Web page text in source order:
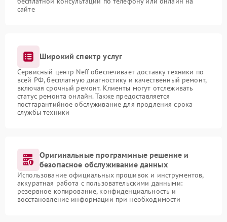
сайте
Широкий спектр услуг
Сервисный центр Neff обеспечивает доставку техники по
всей РФ, бесплатную диагностику и качественный ремонт,
включая срочный ремонт. Клиенты могут отслеживать
статус ремонта онлайн. Также предоставляется
постгарантийное обслуживание для продления срока
службы техники
Оригинальные программные решение и
безопасное обслуживание данных
Использование официальных прошивок и инструментов,
аккуратная работа с пользовательскими данными:
резервное копирование, конфиденциальность и
восстановление информации при необходимости